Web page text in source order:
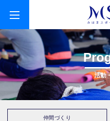
t
o
g
g
l
e
n
a
v
i
a
t
i
活動
仲間づくり